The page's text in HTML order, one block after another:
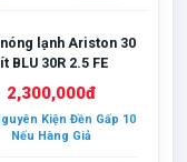
lạnh Ariston 30
BLU 30R 2.5 FE
2,300,000đ
Kiện Đền Gấp 10
Nếu Hàng Giả